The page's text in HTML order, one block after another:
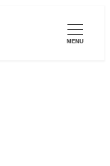
MENU